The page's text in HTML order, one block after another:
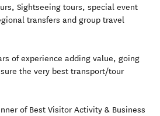
Sightseeing tours, special event
transfers and group travel
of experience adding value, going
the very best transport/tour
of Best Visitor Activity & Business